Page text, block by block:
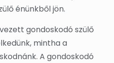
énünkből jön.
gondoskodó szülő
mintha a
A gondoskodó